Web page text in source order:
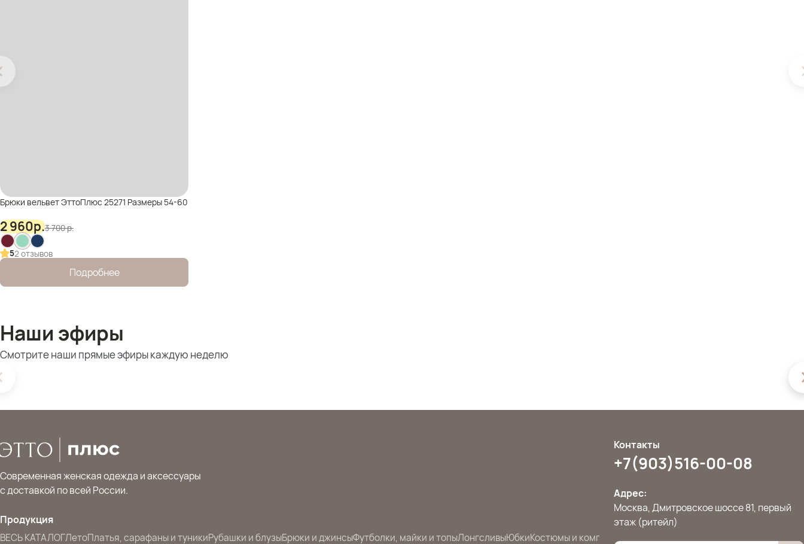
Брюки вельвет ЭттоПлюс 25271 Размеры 54-60
2 960р.3 700р.
52 отзывов
Подробнее
Наши эфиры
Смотрите наши прямые эфиры каждую неделю
Современная женская одежда и аксессуары
с доставкой по всей России.
Продукция
ВЕСЬ КАТАЛОГЛетоПлатья, сарафаны и туникиРубашки и блузыБрюки и джинсыФутболки, майки и топыЛонгсливыЮбкиКостюмы и комплекты
Контакты
+7(903)516-00-08
Адрес:
Москва, Дмитровское шоссе 81, первый
этаж (ритейл)